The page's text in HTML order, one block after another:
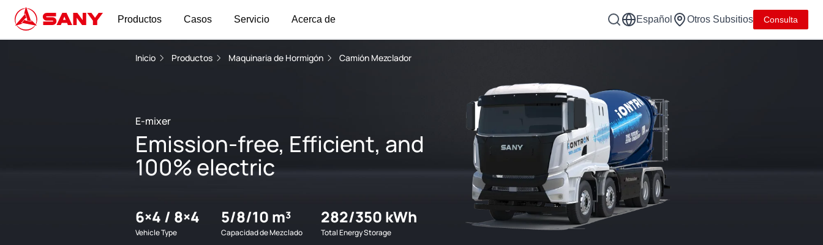
Productos Casos Servicio Acerca de Español Otros Subsitios Consulta
Inicio Productos Maquinaria de Hormigón Camión Mezclador
E-mixer
Emission-free, Efficient, and
100% electric
6×4 / 8×4
Vehicle Type
5/8/10 m³
Capacidad de Mezclado
282/350 kWh
Total Energy Storage